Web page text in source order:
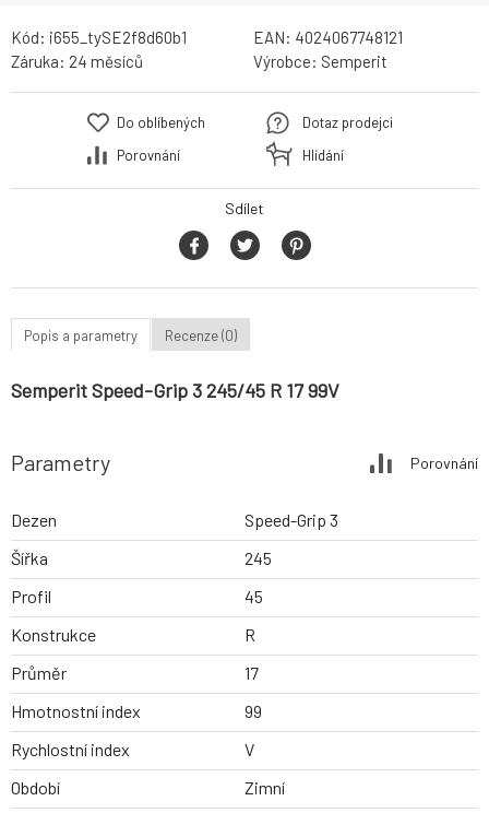
Kód: i655_tySE2f8d60b1 EAN: 4024067748121
Záruka: 24 měsíců Výrobce: Semperit
Do oblíbených
Porovnání
Dotaz prodejci
Hlídání
Sdílet
Popis a parametry Recenze (0)
Semperit Speed-Grip 3 245/45 R 17 99V
Parametry Porovnání
Dezen
Speed-Grip 3
Šířka
245
Profil
45
Konstrukce
R
Průměr
17
Hmotnostní index
99
Rychlostní index
V
Období
Zimní